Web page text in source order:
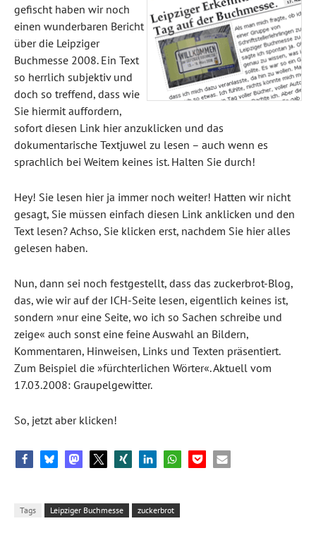
gefischt haben wir noch
einen wunderbaren Bericht
über die Leipziger
Buchmesse 2008. Ein Text
so herrlich subjektiv und
doch so treffend, dass wie
Sie hiermit auffordern,
sofort diesen Link hier anzuklicken und das
dokumentarische Textjuwel zu lesen – auch wenn es
sprachlich bei Weitem keines ist. Halten Sie durch!
Hey! Sie lesen hier ja immer noch weiter! Hatten wir nicht
gesagt, Sie müssen einfach diesen Link anklicken und den
Text lesen? Achso, Sie klicken erst, nachdem Sie hier alles
gelesen haben.
Nun, dann sei noch festgestellt, dass das zuckerbrot-Blog,
das, wie wir auf der ICH-Seite lesen, eigentlich keines ist,
sondern »nur eine Seite, wo ich so Sachen schreibe und
zeige« auch sonst eine feine Auswahl an Bildern,
Kommentaren, Hinweisen, Links und Texten präsentiert.
Zum Beispiel die »fürchterlichen Wörter«. Aktuell vom
17.03.2008: Graupelgewitter.
So, jetzt aber klicken!
Tags Leipziger Buchmesse zuckerbrot